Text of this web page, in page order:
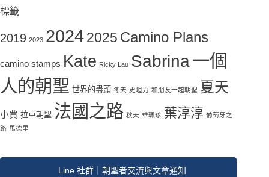
標籤
2019 2023 20242025 Camino Plans
camino stamps Kate Ricky Lau Sabrina一個
人的朝聖 世界的盡頭 冬天 史坦力 和朋友一起朝聖 夏天
小賈 拉車朝聖 法國之路 秋天 華珮珍 葉淳淳 葡萄牙之
路 馬德里
Line 社群｜朝聖者交流與文章通知